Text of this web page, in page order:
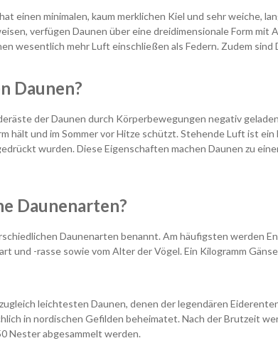
einen minimalen, kaum merklichen Kiel und sehr
verfügen Daunen über eine dreidimensionale Form
wesentlich mehr Luft einschließen als Federn. Zudem sind
Daunen?
der Daunen durch Körperbewegungen negativ
hält und im Sommer vor Hitze schützt. Stehende Luft ist
wurden. Diese Eigenschaften machen Daunen zu
Daunenarten?
Daunenarten benannt. Am häufigsten werden
und -rasse sowie vom Alter der Vögel. Ein Kilogramm
leichtesten Daunen, denen der legendären
in nordischen Gefilden beheimatet. Nach der Brutzeit
Nester abgesammelt werden.